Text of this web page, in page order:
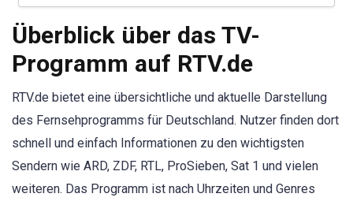
Überblick über das TV-
Programm auf RTV.de
RTV.de bietet eine übersichtliche und aktuelle Darstellung
des Fernsehprogramms für Deutschland. Nutzer finden dort
schnell und einfach Informationen zu den wichtigsten
Sendern wie ARD, ZDF, RTL, ProSieben, Sat 1 und vielen
weiteren. Das Programm ist nach Uhrzeiten und Genres